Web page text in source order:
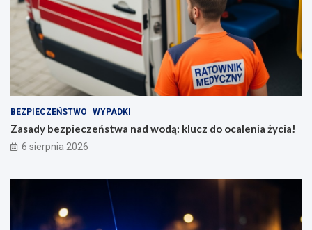
BEZPIECZEŃSTWO WYPADKI
Zasady bezpieczeństwa nad wodą: klucz do ocalenia życia!
6 sierpnia 2026